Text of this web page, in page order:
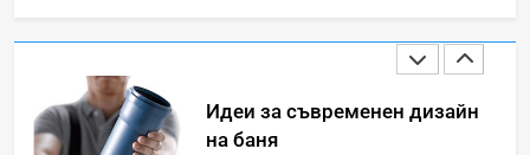
Идеи за съвременен дизайн
на баня